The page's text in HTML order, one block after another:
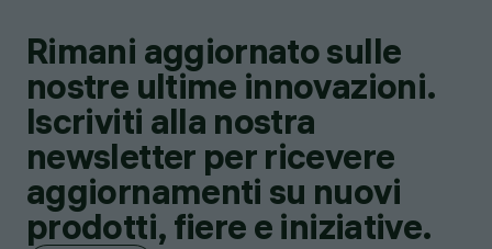
Rimani aggiornato sulle
nostre ultime innovazioni.
Iscriviti alla nostra
newsletter per ricevere
aggiornamenti su nuovi
prodotti, fiere e iniziative.